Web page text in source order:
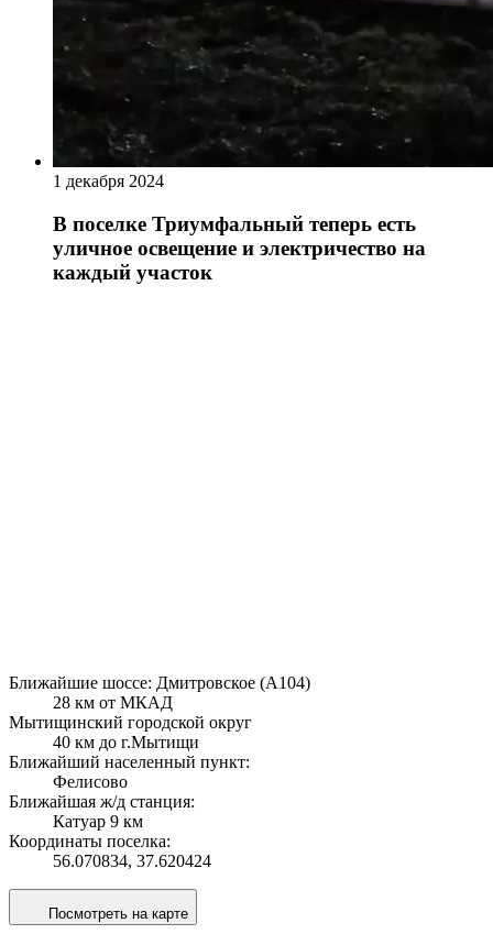
1 декабря 2024
В поселке Триумфальный теперь есть
уличное освещение и электричество на
каждый участок
Ближайшие шоссе: Дмитровское (А104)
28 км от МКАД
Мытищинский городской округ
40 км до г.Мытищи
Ближайший населенный пункт:
Фелисово
Ближайшая ж/д станция:
Катуар 9 км
Координаты поселка:
56.070834, 37.620424
Посмотреть на карте